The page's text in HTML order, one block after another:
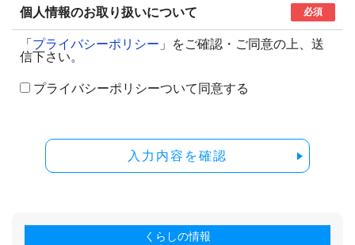
個人情報のお取り扱いについて 必須
「 プライバシーポリシー 」をご確認・ご同意の上、送
信下さい。
プライバシーポリシーついて同意する
入力内容を確認
くらしの情報